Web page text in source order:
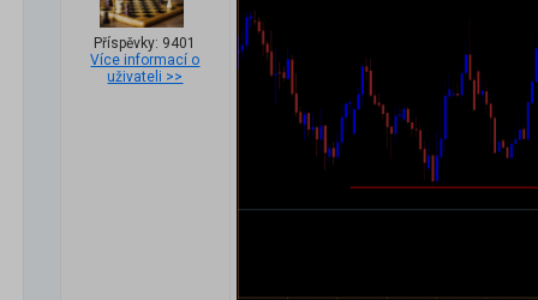
Příspěvky: 9401
Více informací o
uživateli >>